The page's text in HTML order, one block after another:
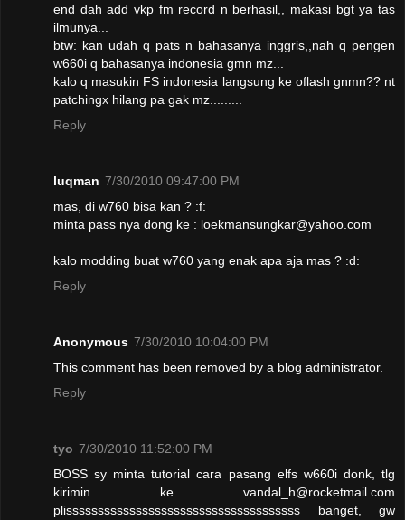
end dah add vkp fm record n berhasil,, makasi bgt ya tas
ilmunya...
btw: kan udah q pats n bahasanya inggris,,nah q pengen
w660i q bahasanya indonesia gmn mz...
kalo q masukin FS indonesia langsung ke oflash gnmn?? nt
patchingx hilang pa gak mz.........
Reply
luqman 7/30/2010 09:47:00 PM
mas, di w760 bisa kan ? :f:
minta pass nya dong ke : loekmansungkar@yahoo.com
kalo modding buat w760 yang enak apa aja mas ? :d:
Reply
Anonymous 7/30/2010 10:04:00 PM
This comment has been removed by a blog administrator.
Reply
tyo 7/30/2010 11:52:00 PM
BOSS sy minta tutorial cara pasang elfs w660i donk, tlg
kirimin ke vandal_h@rocketmail.com
plisssssssssssssssssssssssssssssssssssss banget, gw